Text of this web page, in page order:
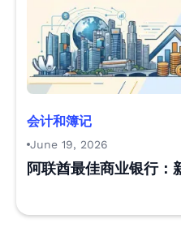
会计和簿记
June 19, 2026
阿联酋最佳商业银行：